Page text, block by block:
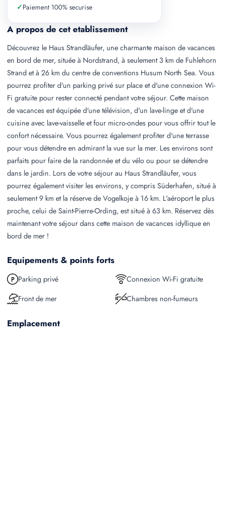
A propos de cet etablissement
Découvrez le Haus Strandläufer, une charmante maison de vacances
en bord de mer, située à Nordstrand, à seulement 3 km de Fuhlehorn
Strand et à 26 km du centre de conventions Husum North Sea. Vous
pourrez profiter d'un parking privé sur place et d'une connexion Wi-
Fi gratuite pour rester connecté pendant votre séjour. Cette maison
de vacances est équipée d'une télévision, d'un lave-linge et d'une
cuisine avec lave-vaisselle et four micro-ondes pour vous offrir tout le
confort nécessaire. Vous pourrez également profiter d'une terrasse
pour vous détendre en admirant la vue sur la mer. Les environs sont
parfaits pour faire de la randonnée et du vélo ou pour se détendre
dans le jardin. Lors de votre séjour au Haus Strandläufer, vous
pourrez également visiter les environs, y compris Süderhafen, situé à
seulement 9 km et la réserve de Vogelkoje à 16 km. L'aéroport le plus
proche, celui de Saint-Pierre-Ording, est situé à 63 km. Réservez dès
maintenant votre séjour dans cette maison de vacances idyllique en
bord de mer !
Equipements & points forts
Parking privé
Connexion Wi-Fi gratuite
Front de mer
Chambres non-fumeurs
Emplacement
✓Paiement 100% securise